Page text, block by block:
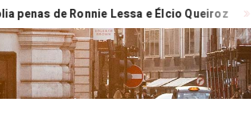
de Ronnie Lessa e Élcio Queiroz